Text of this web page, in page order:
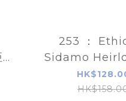
253 ：
Sidamo
索比亞聖達摩
豆